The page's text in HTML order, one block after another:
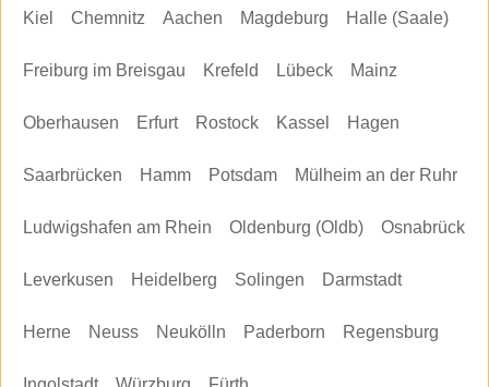
Kiel Chemnitz Aachen Magdeburg Halle (Saale)
Freiburg im Breisgau Krefeld Lübeck Mainz
Oberhausen Erfurt Rostock Kassel Hagen
Saarbrücken Hamm Potsdam Mülheim an der Ruhr
Ludwigshafen am Rhein Oldenburg (Oldb) Osnabrück
Leverkusen Heidelberg Solingen Darmstadt
Herne Neuss Neukölln Paderborn Regensburg